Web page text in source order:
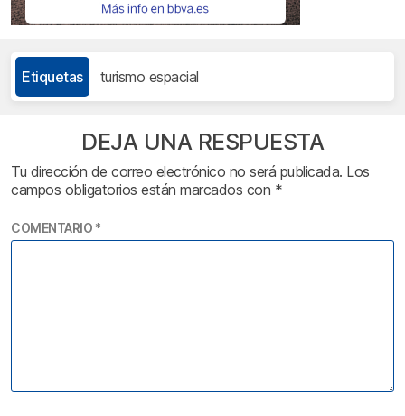
Etiquetas turismo espacial
DEJA UNA RESPUESTA
Tu dirección de correo electrónico no será publicada. Los
campos obligatorios están marcados con *
COMENTARIO *